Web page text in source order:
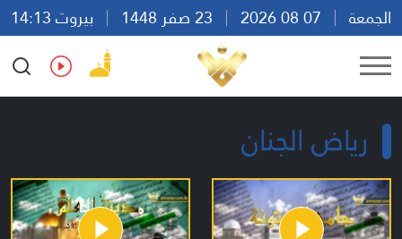
الجمعة
بيروت 14:13
Ar
En Fr Es
رياض الجنان